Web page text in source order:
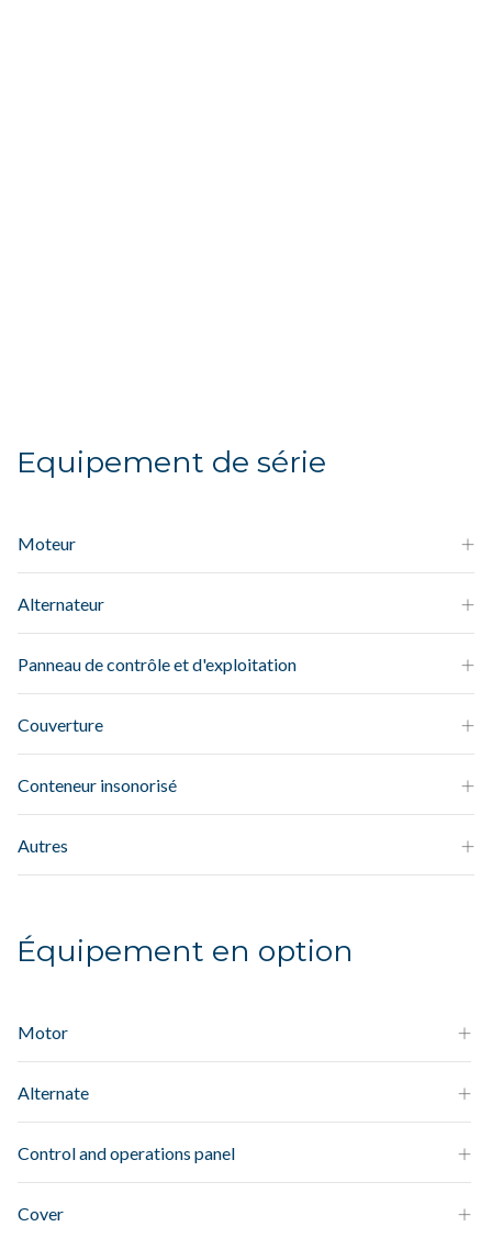
Equipement de série
Moteur
Alternateur
Panneau de contrôle et d'exploitation
Couverture
Conteneur insonorisé
Autres
Équipement en option
Motor
Alternate
Control and operations panel
Cover